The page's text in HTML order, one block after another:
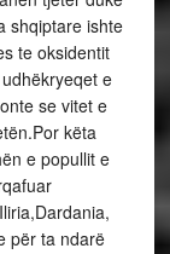
shqiptare ishte
te oksidentit
e
se vitet e
këta
e popullit e
për ta ndarë